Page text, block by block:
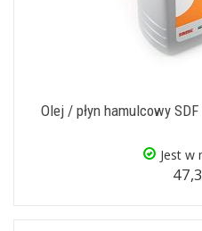
Olej / płyn hamulcowy
Jest w